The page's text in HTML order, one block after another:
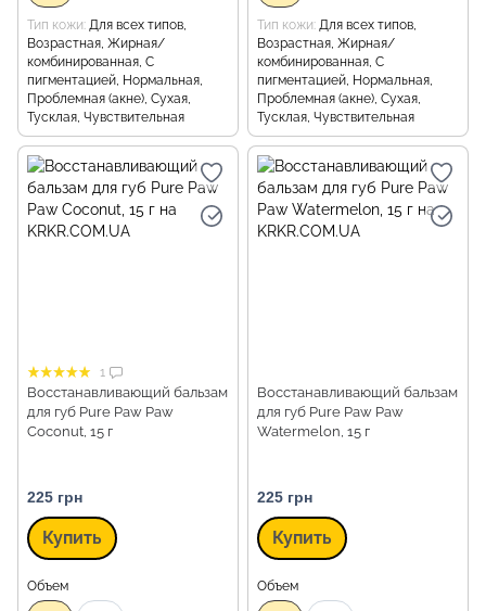
Тип кожи Для всех типов,
Возрастная, Жирная/
комбинированная, С
пигментацией, Нормальная,
Проблемная (акне), Сухая,
Тусклая, Чувствительная
Тип кожи Для всех типов,
Возрастная, Жирная/
комбинированная, С
пигментацией, Нормальная,
Проблемная (акне), Сухая,
Тусклая, Чувствительная
1
Восстанавливающий бальзам
для губ Pure Paw Paw
Coconut, 15 г
225 грн
Купить
Объем
Восстанавливающий бальзам
для губ Pure Paw Paw
Watermelon, 15 г
225 грн
Купить
Объем